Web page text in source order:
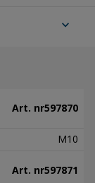
expand_more
Art. nr597870
M10
Art. nr597871